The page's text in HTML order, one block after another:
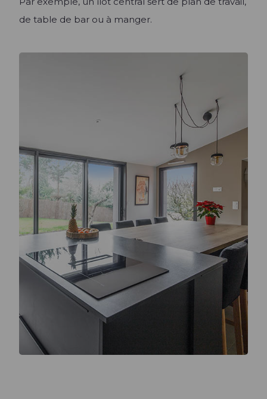
de table de bar ou à manger.